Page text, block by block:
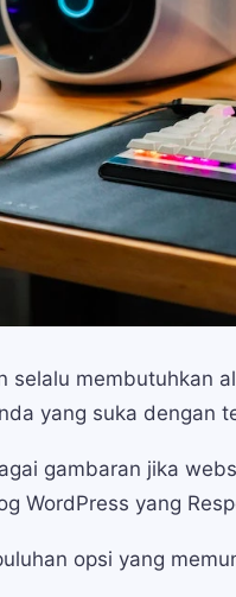
selalu membutuhkan
yang suka dengan
gambaran jika
WordPress yang
opsi yang